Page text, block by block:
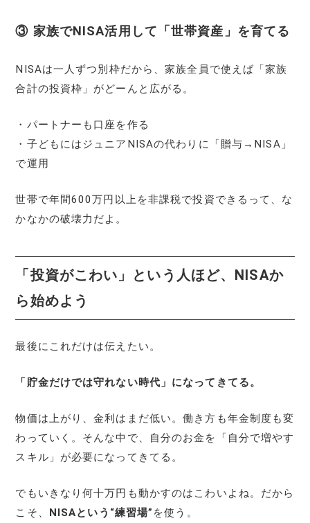
③ 家族でNISA活用して「世帯資産」を育てる
NISAは一人ずつ別枠だから、家族全員で使えば「家族
合計の投資枠」がどーんと広がる。
・パートナーも口座を作る
・子どもにはジュニアNISAの代わりに「贈与→NISA」
で運用
世帯で年間600万円以上を非課税で投資できるって、な
かなかの破壊力だよ。
「投資がこわい」という人ほど、NISAか
ら始めよう
最後にこれだけは伝えたい。
「貯金だけでは守れない時代」になってきてる。
物価は上がり、金利はまだ低い。働き方も年金制度も変
わっていく。そんな中で、自分のお金を「自分で増やす
スキル」が必要になってきてる。
でもいきなり何十万円も動かすのはこわいよね。だから
こそ、 NISAという“練習場” を使う。